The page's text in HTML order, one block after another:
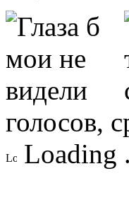
голосов,
Loading